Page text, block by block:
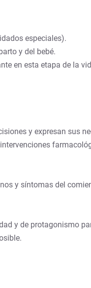
especiales).
y del bebé.
en esta etapa de la
y expresan sus
y síntomas del
y de protagonismo